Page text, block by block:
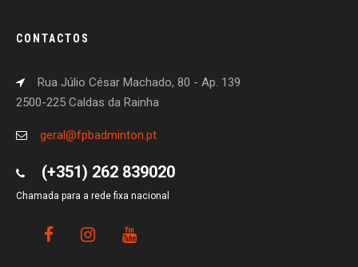
CONTACTOS
Rua Júlio César Machado, 80 - Ap. 139
2500-225 Caldas da Rainha
geral@fpbadminton.pt
(+351) 262 839020
Chamada para a rede fixa nacional